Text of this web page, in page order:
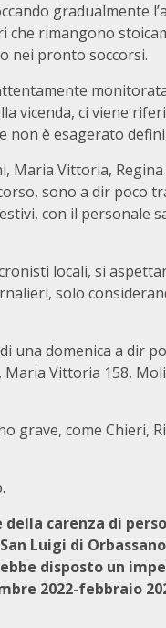
gradualmente
rimangono
nei pronto soccorsi.
vicenda, ci viene
è esagerato
Maria Vittoria,
sono a dir poco
con il personale
locali, si
solo
una domenica a dir
Vittoria 158,
grave, come Chieri,
carenza di
Luigi di
disposto un
2022-febbraio